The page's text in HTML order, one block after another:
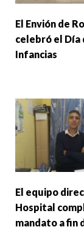
El Envión de
celebró el Día
Infancias
El equipo
Hospital
mandato a fin